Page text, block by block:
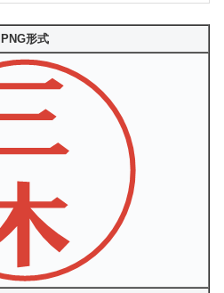
PNG形式